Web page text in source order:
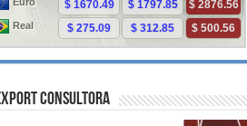
Consultora